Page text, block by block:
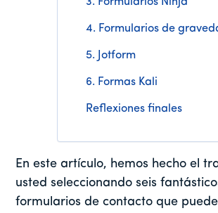
4. Formularios de
5. Jotform
6. Formas Kali
Reflexiones finales
En este artículo, hemos hecho el
usted seleccionando seis
formularios de contacto que